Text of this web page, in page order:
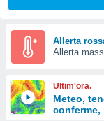
di
Web
le
Allerta
Allerta
Ultim'ora.
Meteo,
conferme,